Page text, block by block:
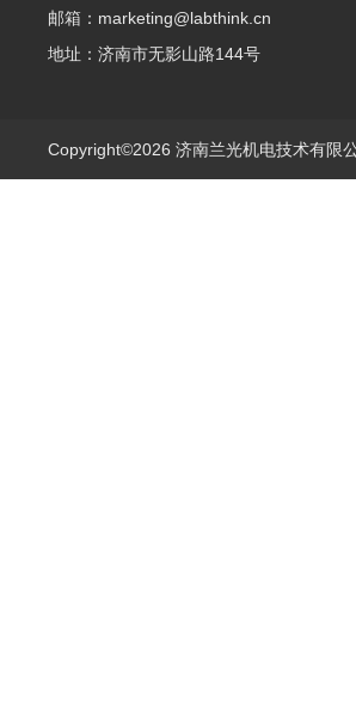
邮箱：marketing@labthink.cn
地址：济南市无影山路144号
Copyright©2026 济南兰光机电技术有